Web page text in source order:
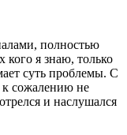
полностью
я знаю, только
суть проблемы. С
сожалению не
и наслушался